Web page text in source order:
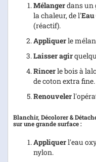
Mélangerdans un
la chaleur, de l'Eau
(réactif).
Appliquerle
Laisser agir
Rincerle bois à
de coton extra fine.
Renouveler
Blanchir, Décolorer &
sur une grande surface :
Appliquerl'eau
nylon.